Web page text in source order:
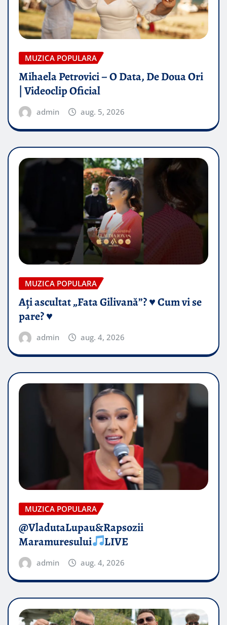
MUZICA POPULARA
Mihaela Petrovici – O Data, De Doua Ori
| Videoclip Oficial
admin aug. 5, 2026
MUZICA POPULARA
Ați ascultat „Fata Gilivană”? ♥️ Cum vi se
pare? ♥️
admin aug. 4, 2026
MUZICA POPULARA
@VladutaLupau&Rapsozii
Maramuresului
LIVE
admin aug. 4, 2026